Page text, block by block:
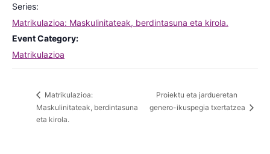
Series:
Matrikulazioa: Maskulinitateak, berdintasuna eta kirola.
Event Category:
Matrikulazioa
Matrikulazioa:
Maskulinitateak, berdintasuna
eta kirola.
Proiektu eta jardueretan
genero-ikuspegia txertatzea